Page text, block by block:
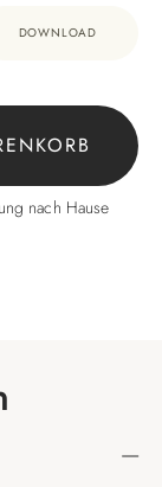
DOWNLOAD
nach Hause